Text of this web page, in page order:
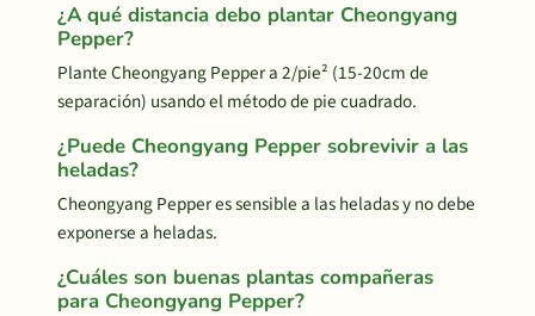
¿A qué distancia debo plantar Cheongyang
Pepper?
Plante Cheongyang Pepper a 2/pie² (15-20cm de
separación) usando el método de pie cuadrado.
¿Puede Cheongyang Pepper sobrevivir a las
heladas?
Cheongyang Pepper es sensible a las heladas y no debe
exponerse a heladas.
¿Cuáles son buenas plantas compañeras
para Cheongyang Pepper?